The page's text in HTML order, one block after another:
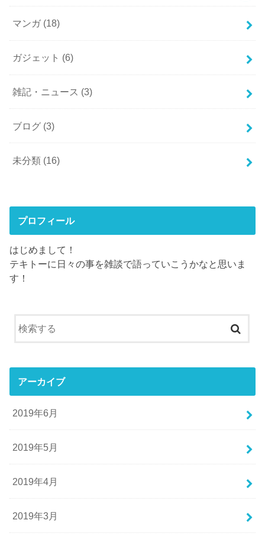
マンガ (18)
ガジェット (6)
雑記・ニュース (3)
ブログ (3)
未分類 (16)
プロフィール
はじめまして！
テキトーに日々の事を雑談で語っていこうかなと思いま
す！
アーカイブ
2019年6月
2019年5月
2019年4月
2019年3月